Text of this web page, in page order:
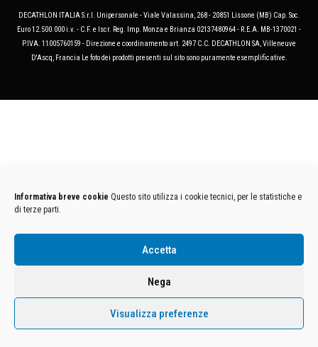
Informativa breve cookie Questo sito utilizza i cookie tecnici, per le statistiche e
di terze parti.
Accetta
Nega
Visualizza preferenze
DECATHLON ITALIA S.r.l. Unipersonale - Viale Valassina, 268 - 20851 Lissone (MB) Cap. Soc.
Euro 12.500.000 i.v. - C.F. e Iscr. Reg. Imp. Monza e Brianza 02137480964 - R.E.A. MB-1370021 -
P.IVA. 11005760159 - Direzione e coordinamento art. 2497 C.C. DECATHLON SA, Villeneuve
D'Ascq, Francia Le foto dei prodotti presenti sul sito sono puramente esemplificative.